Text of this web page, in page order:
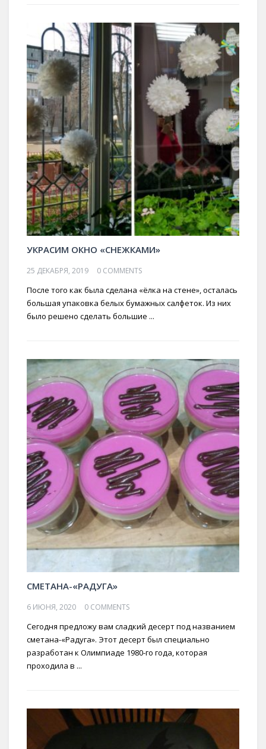
УКРАСИМ ОКНО «СНЕЖКАМИ»
25 ДЕКАБРЯ, 2019 0 COMMENTS
После того как была сделана «ёлка на стене», осталась
большая упаковка белых бумажных салфеток. Из них
было решено сделать большие ...
СМЕТАНА-«РАДУГА»
6 ИЮНЯ, 2020 0 COMMENTS
Сегодня предложу вам сладкий десерт под названием
сметана-«Радуга». Этот десерт был специально
разработан к Олимпиаде 1980-го года, которая
проходила в ...